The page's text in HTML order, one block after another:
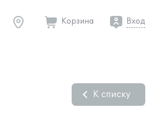
Корзина Вход
К списку